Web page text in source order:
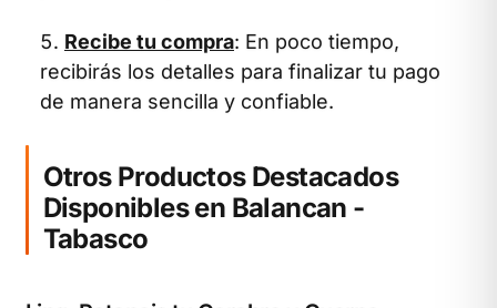
Recibe tu compra: En poco tiempo,
recibirás los detalles para finalizar tu pago
de manera sencilla y confiable.
Otros Productos Destacados
Disponibles en Balancan -
Tabasco